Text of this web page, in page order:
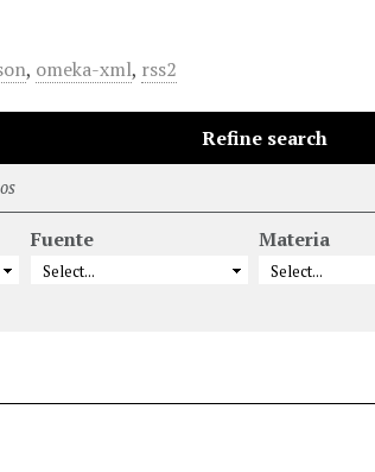
, omeka-xml, rss2
Refine search
Fuente Materia